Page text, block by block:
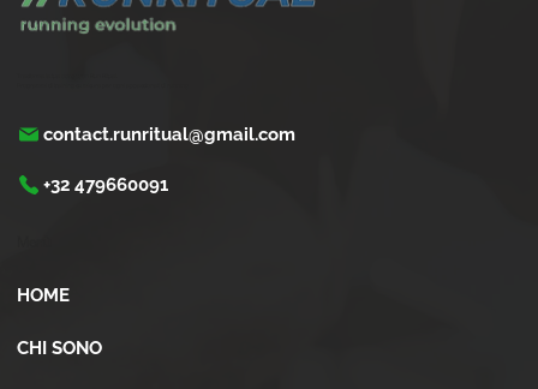
contact.runritual@gmail.com
+32 479660091
HOME
CHI SONO